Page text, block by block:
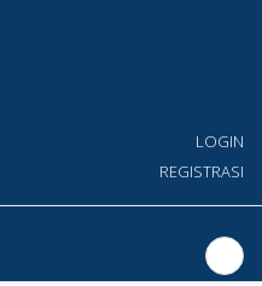
LOGIN
REGISTRASI